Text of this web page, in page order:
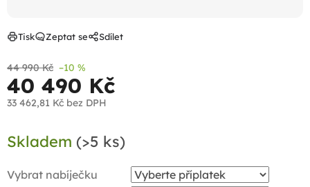
44 990 Kč –10 %
40 490 Kč
33 462,81 Kč bez DPH
cena:
Skladem (>5 ks)
Vybrat nabíječku
Tisk Zeptat se Sdílet